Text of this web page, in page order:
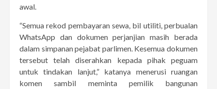
awal.
“Semua rekod pembayaran sewa, bil utiliti, perbualan
WhatsApp dan dokumen perjanjian masih berada
dalam simpanan pejabat parlimen. Kesemua dokumen
tersebut telah diserahkan kepada pihak peguam
untuk tindakan lanjut,” katanya menerusi ruangan
komen sambil meminta pemilik bangunan